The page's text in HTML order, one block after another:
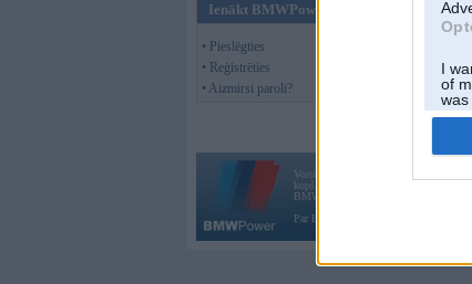
I
of
was
Ienākt BMWPower
• Pieslēgties
• Reģistrēties
• Aizmirsi paroli?
Vortāls BMWPower.lv darbojas
kopš 2002. gada 14. maija. Tas nav
BMW AG.
Par BMWPower